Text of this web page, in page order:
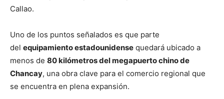
Callao.
Uno de los puntos señalados es que parte
del equipamiento estadounidense quedará ubicado a
menos de 80 kilómetros del megapuerto chino de
Chancay, una obra clave para el comercio regional que
se encuentra en plena expansión.